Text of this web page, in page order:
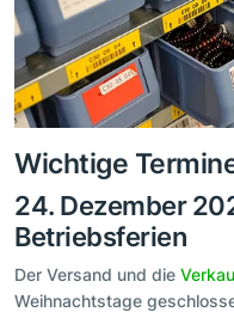
Wichtige
24. Dezember
Betriebsferien
Der Versand und die
Weihnachtstage